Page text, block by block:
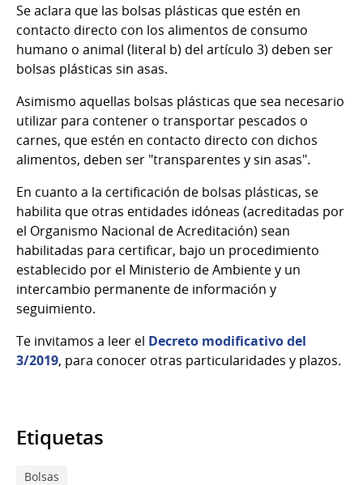
Se aclara que las bolsas plásticas que estén en
contacto directo con los alimentos de consumo
humano o animal (literal b) del artículo 3) deben ser
bolsas plásticas sin asas.
Asimismo aquellas bolsas plásticas que sea necesario
utilizar para contener o transportar pescados o
carnes, que estén en contacto directo con dichos
alimentos, deben ser "transparentes y sin asas".
En cuanto a la certificación de bolsas plásticas, se
habilita que otras entidades idóneas (acreditadas por
el Organismo Nacional de Acreditación) sean
habilitadas para certificar, bajo un procedimiento
establecido por el Ministerio de Ambiente y un
intercambio permanente de información y
seguimiento.
Te invitamos a leer el Decreto modificativo del
3/2019, para conocer otras particularidades y plazos.
Etiquetas
Bolsas